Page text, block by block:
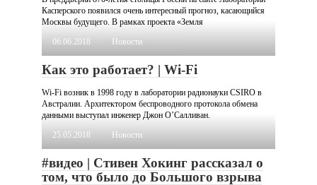
Касперского появился очень интересный прогноз, касающийся
Москвы будущего. В рамках проекта «Земля
06.06.2018
Новости
Как это работает? | Wi-Fi
Wi-Fi возник в 1998 году в лаборатории радионауки CSIRO в
Австралии. Архитектором беспроводного протокола обмена
данными выступал инженер Джон О’Салливан.
25.05.2018
Новости
#видео | Стивен Хокинг рассказал о
том, что было до Большого взрыва